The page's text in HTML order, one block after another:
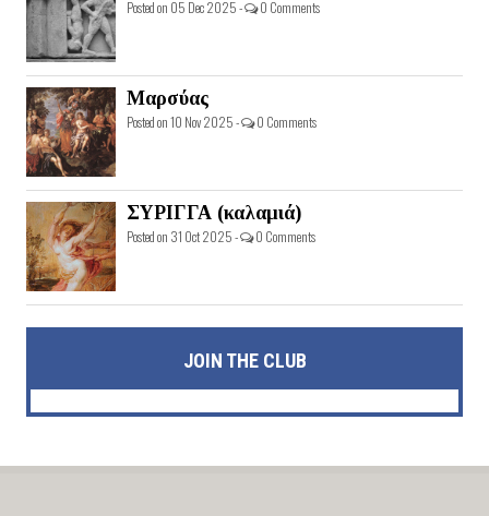
Posted on 05 Dec 2025 - 0 Comments
Μαρσύας
Posted on 10 Nov 2025 - 0 Comments
ΣΥΡΙΓΓΑ (καλαμιά)
Posted on 31 Oct 2025 - 0 Comments
JOIN THE CLUB